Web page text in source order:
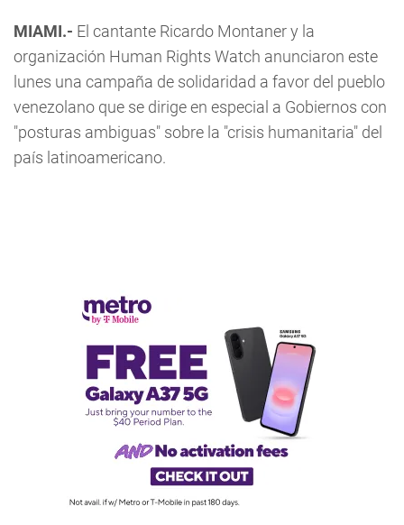
MIAMI.- El cantante Ricardo Montaner y la
organización Human Rights Watch anunciaron este
lunes una campaña de solidaridad a favor del pueblo
venezolano que se dirige en especial a Gobiernos con
"posturas ambiguas" sobre la "crisis humanitaria" del
país latinoamericano.